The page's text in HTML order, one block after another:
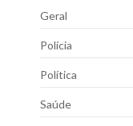
Geral
Polícia
Política
Saúde